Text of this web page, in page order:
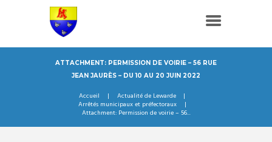
ATTACHMENT: PERMISSION DE VOIRIE – 56 RUE
JEAN JAURÈS – DU 10 AU 20 JUIN 2022
Accueil
Actualité de Lewarde
Arrêtés municipaux et préfectoraux
Attachment: Permission de voirie – 56...